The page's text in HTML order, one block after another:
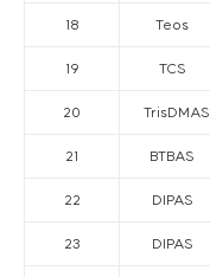
18 Teos
19 TCS
20 TrisDMAS
21 BTBAS
22 DIPAS
23 DIPAS